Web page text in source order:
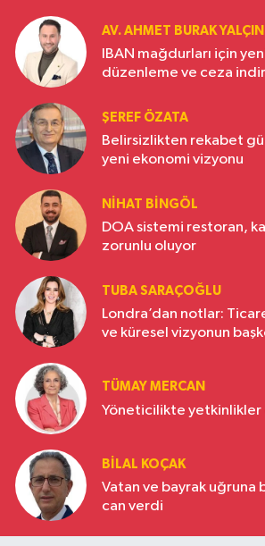
AV. AHMET BURAK YALÇIN
IBAN mağdurları için
düzenleme ve ceza
ŞEREF ÖZATA
Belirsizlikten rekabet
yeni ekonomi vizyonu
NIHAT BINGÖL
DOA sistemi restoran,
zorunlu oluyor
TUBA SARAÇOĞLU
Londra’dan notlar:
ve küresel vizyonun
TÜMAY MERCAN
Yöneticilikte yetkinlikler
BILAL KOÇAK
Vatan ve bayrak uğruna
can verdi